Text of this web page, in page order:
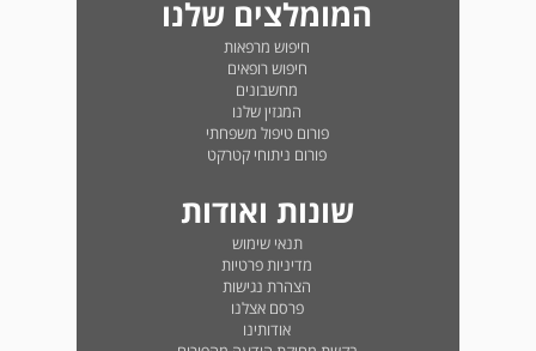
המומלצים שלנו
חיפוש מרפאות
חיפוש רופאים
מחשבונים
המגזין שלנו
פורום טיפול משפחתי
פורום ניתוחי קטרקט
שונות ואודות
תנאי שימוש
מדיניות פרטיות
הצהרת נגישות
פרסם אצלנו
אודותינו